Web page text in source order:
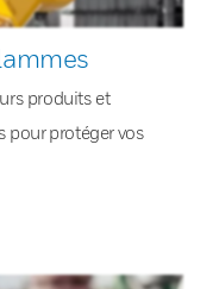
produits et
pour protéger vos